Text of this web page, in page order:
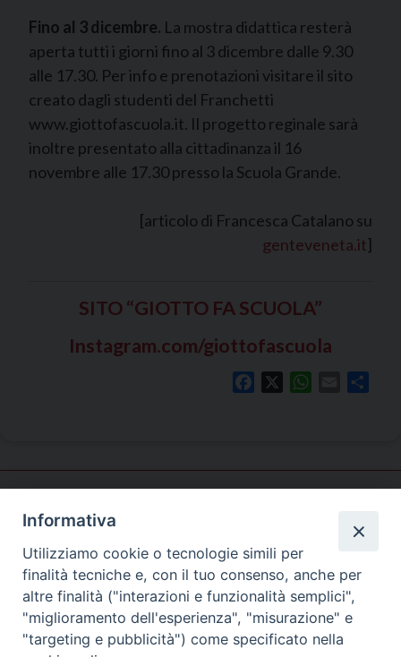
Fino al 3 dicembre. La mostra didattica resterà
aperta tutti i giorni fino al 3 dicembre dalle 9.30
alle 17.30. Per info e prenotazioni visitare il sito
creato dagli studenti del Franchetti
www.giottofascuola.it. Il progetto reginale sarà
inoltre presentato alla cittadinanza il 16
novembre alle 17.30 presso la Scuola Grande.
[articolo di Francesca Catalano su
genteveneta.it]
SITO “GIOTTO FA SCUOLA”
Instagram.com/giottofascuola
Facebook WhatsApp
Email
SEDE PRINCIPALE
Palazzo Patriarcale
Informativa
Utilizziamo cookie o tecnologie simili per
finalità tecniche e, con il tuo consenso, anche per
altre finalità ("interazioni e funzionalità semplici",
"miglioramento dell'esperienza", "misurazione" e
"targeting e pubblicità") come specificato nella